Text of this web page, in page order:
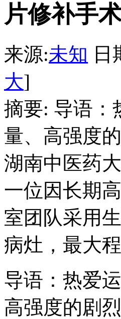
片修补手
来源:未知 日
大]
摘要: 导语：
量、高强度
湖南中医药
一位因长期
室团队采用
病灶，最大程
导语：热爱
高强度的剧